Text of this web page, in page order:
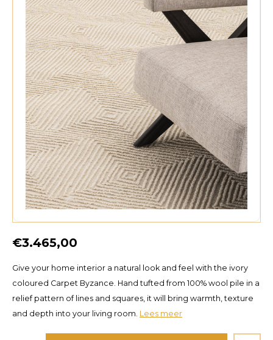
Wandlampen
Banken
Rode tinten
Warme Kleuren
€3.465,00
Give your home interior a natural look and feel with the ivory
coloured Carpet Byzance. Hand tufted from 100% wool pile in a
relief pattern of lines and squares, it will bring warmth, texture
and depth into your living room. Lees meer